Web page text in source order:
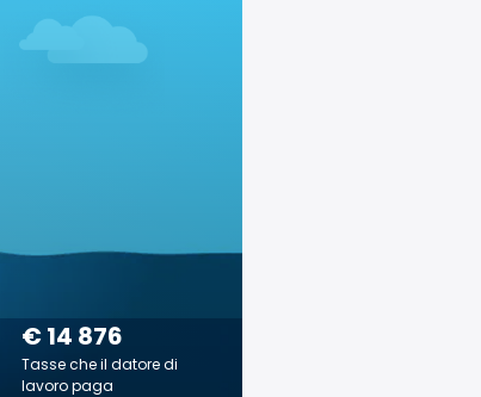
€ 14 876
Tasse che il datore di
lavoro paga